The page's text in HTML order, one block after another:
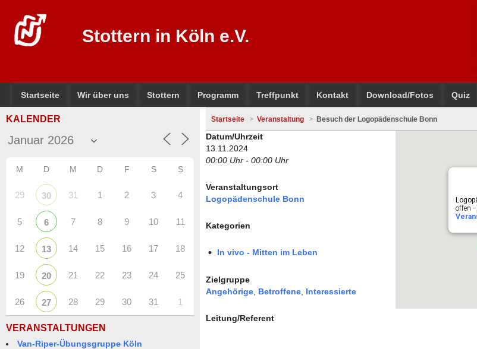
Stottern in Köln e.V.
Startseite Wir über uns Stottern Programm Treffpunkt Kontakt Download/Fotos Quiz
KALENDER
M D M D F S S
29 30 31 1 2 3 4
5 6 7 8 9 10 11
12 13 14 15 16 17 18
19 20 21 22 23 24 25
26 27 28 29 30 31 1
VERANSTALTUNGEN
Van-Riper-Übungsgruppe Köln
Startseite Veranstaltung Besuch der Logopädenschule Bonn
offen -
Datum/Uhrzeit
13.11.2024
00:00 Uhr - 00:00 Uhr
Veranstaltungsort
Logopädenschule Bonn
Kategorien
In vivo - Mitten im Leben
Zielgruppe
Angehörige, Betroffene, Interessierte
Leitung/Referent